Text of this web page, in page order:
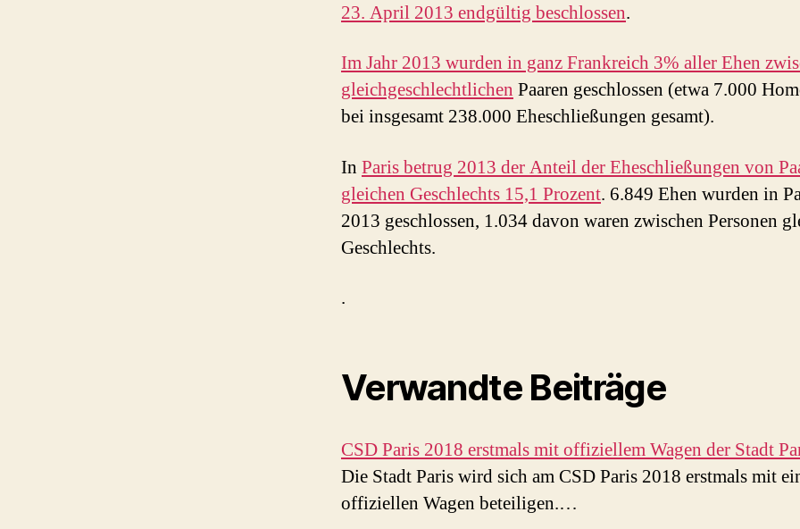
23. April 2013 endgültig beschlossen.
Im Jahr 2013 wurden in ganz Frankreich 3% aller Ehen
gleichgeschlechtlichen Paaren geschlossen (etwa 7.000
bei insgesamt 238.000 Eheschließungen gesamt).
In Paris betrug 2013 der Anteil der Eheschließungen von
gleichen Geschlechts 15,1 Prozent. 6.849 Ehen wurden in
2013 geschlossen, 1.034 davon waren zwischen Personen
Geschlechts.
.
Verwandte Beiträge
CSD Paris 2018 erstmals mit offiziellem Wagen der Stadt
Die Stadt Paris wird sich am CSD Paris 2018 erstmals mit
offiziellen Wagen beteiligen.…